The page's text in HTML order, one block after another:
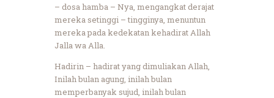
– dosa hamba – Nya, mengangkat derajat
mereka setinggi – tingginya, menuntun
mereka pada kedekatan kehadirat Allah
Jalla wa Alla.
Hadirin – hadirat yang dimuliakan Allah,
Inilah bulan agung, inilah bulan
memperbanyak sujud, inilah bulan